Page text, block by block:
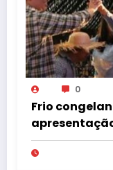
0
Frio
no Tupã